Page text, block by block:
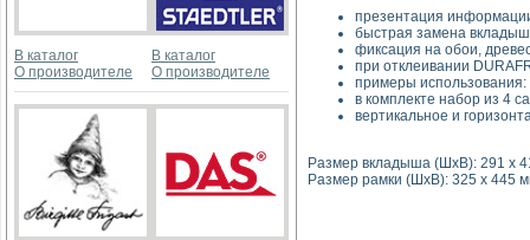
В каталог
О производителе
В каталог
О производителе
презентация
быстрая замена
фиксация на обои,
при отклеивании
примеры
в комплекте набор из 4
вертикальное и
Размер вкладыша (ШхВ): 291 х
Размер рамки (ШхВ): 325 х 445